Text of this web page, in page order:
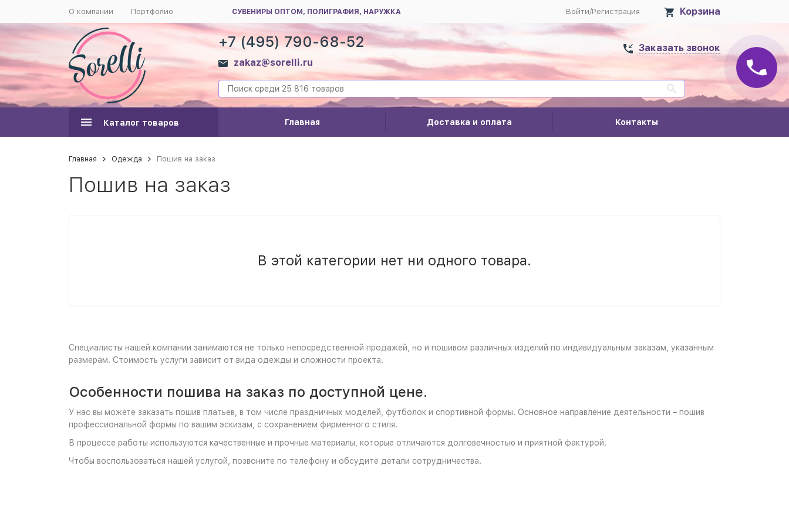
О компании Портфолио СУВЕНИРЫ ОПТОМ, ПОЛИГРАФИЯ, НАРУЖКА Войти/Регистрация Корзина
+7 (495) 790-68-52
zakaz@sorelli.ru
Заказать звонок
Каталог товаров Главная Доставка и оплата Контакты
Главная Одежда Пошив на заказ
Пошив на заказ
В этой категории нет ни одного товара.
Специалисты нашей компании занимаются не только непосредственной продажей, но и пошивом различных изделий по индивидуальным заказам, указанным
размерам. Стоимость услуги зависит от вида одежды и сложности проекта.
Особенности пошива на заказ по доступной цене.
У нас вы можете заказать пошив платьев, в том числе праздничных моделей, футболок и спортивной формы. Основное направление деятельности – пошив
профессиональной формы по вашим эскизам, с сохранением фирменного стиля.
В процессе работы используются качественные и прочные материалы, которые отличаются долговечностью и приятной фактурой.
Чтобы воспользоваться нашей услугой, позвоните по телефону и обсудите детали сотрудничества.